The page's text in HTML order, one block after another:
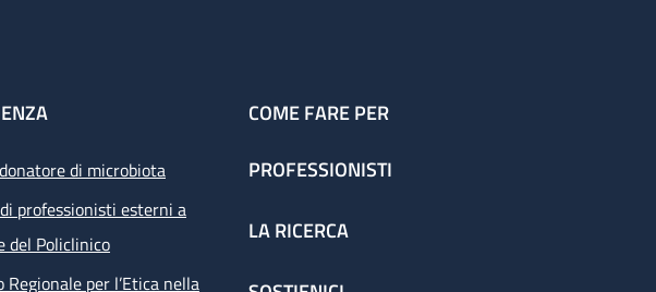
di microbiota
professionisti esterni a
Policlinico
Regionale per l’Etica nella
COME FARE PER
PROFESSIONISTI
LA RICERCA